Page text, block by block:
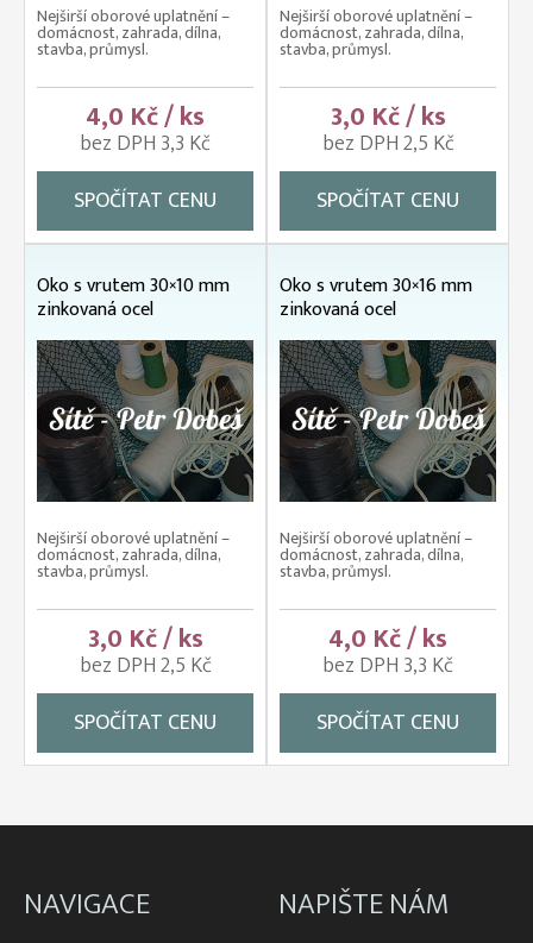
Nejširší oborové uplatnění –
domácnost, zahrada, dílna,
stavba, průmysl.
4,0 Kč / ks
bez DPH 3,3 Kč
SPOČÍTAT CENU
Nejširší oborové uplatnění –
domácnost, zahrada, dílna,
stavba, průmysl.
3,0 Kč / ks
bez DPH 2,5 Kč
SPOČÍTAT CENU
Oko s vrutem 30×10 mm
zinkovaná ocel
Nejširší oborové uplatnění –
domácnost, zahrada, dílna,
stavba, průmysl.
3,0 Kč / ks
bez DPH 2,5 Kč
SPOČÍTAT CENU
Oko s vrutem 30×16 mm
zinkovaná ocel
Nejširší oborové uplatnění –
domácnost, zahrada, dílna,
stavba, průmysl.
4,0 Kč / ks
bez DPH 3,3 Kč
SPOČÍTAT CENU
NAVIGACE NAPIŠTE NÁM